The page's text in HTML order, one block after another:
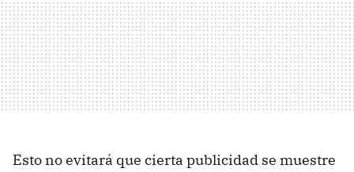
Esto no evitará que cierta publicidad se muestre